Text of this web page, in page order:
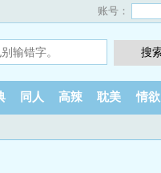
账号：
同人 高辣 耽美 情欲